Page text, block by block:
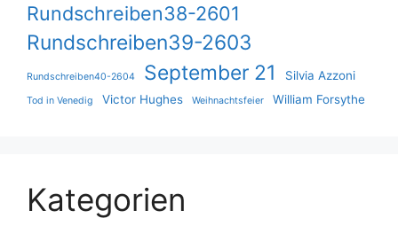
Rundschreiben38-2601
Rundschreiben39-2603
Rundschreiben40-2604 September 21 Silvia Azzoni
Tod in Venedig Victor Hughes Weihnachtsfeier William Forsythe
Kategorien